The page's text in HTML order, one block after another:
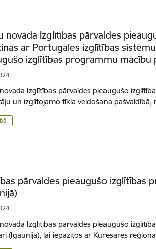
novada Izglītības pārvaldes
ar Portugāles izglītības
izglītības programmu mācību
Izglītības pārvaldes pieaugušo
un izglītojamo tīkla veidošana
pārvaldes pieaugušo izglītības
Izglītības pārvaldes pieaugušo
(Igaunijā), lai iepazītos ar Kuresāres